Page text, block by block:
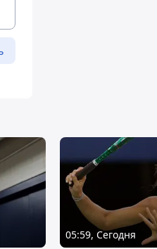
05:59, Сегодня